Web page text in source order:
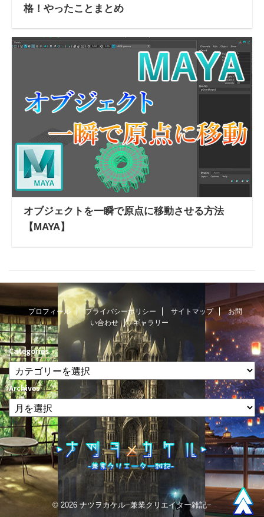
格！やったことまとめ
オブジェクトを一瞬で原点に移動させる方法
【MAYA】
プロフィール プライバシーポリシー サイトマップ
お問
い合わせ
ギャラリー
Categories
Archives
© 2026 ナツヲカケル−兼業クリエイター雑記−